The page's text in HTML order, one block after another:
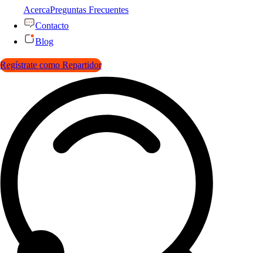
AcercaPreguntas Frecuentes
Contacto
Blog
Regístrate como Repartidor